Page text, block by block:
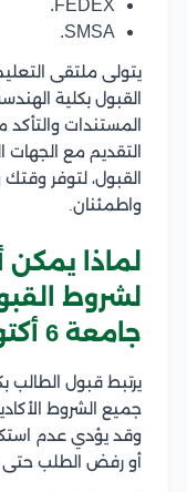
FEDEX.
SMSA.
يتولى ملتقى
المستندات والتأكد
التقديم مع
القبول، لتوفر
واطمئنان.
لماذا يمكن
لشروط
جامعة 6 أكتوبر؟
جميع الشروط
وقد يؤدي عدم
أو رفض الطلب حتى